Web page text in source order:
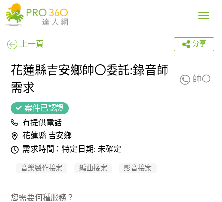
Toggle
上一頁 分享
花蓮縣吉安鄉帥〇委託:錄音師
需求
帥〇
案件已認證
有提供電話
花蓮縣 吉安鄉
需求時間：特定日期: 未確定
音樂製作接案 編曲接案 影音接案
您需要何種服務？